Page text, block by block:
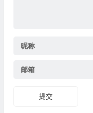
昵称
邮箱
提交